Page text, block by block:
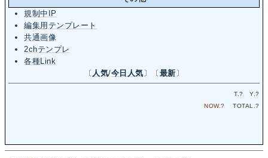
規制中IP
編集用テンプレート
共通画像
2chテンプレ
各種Link
〔 人気/今日人気 〕〔 最新 〕
T.? Y.?
NOW.? TOTAL.?